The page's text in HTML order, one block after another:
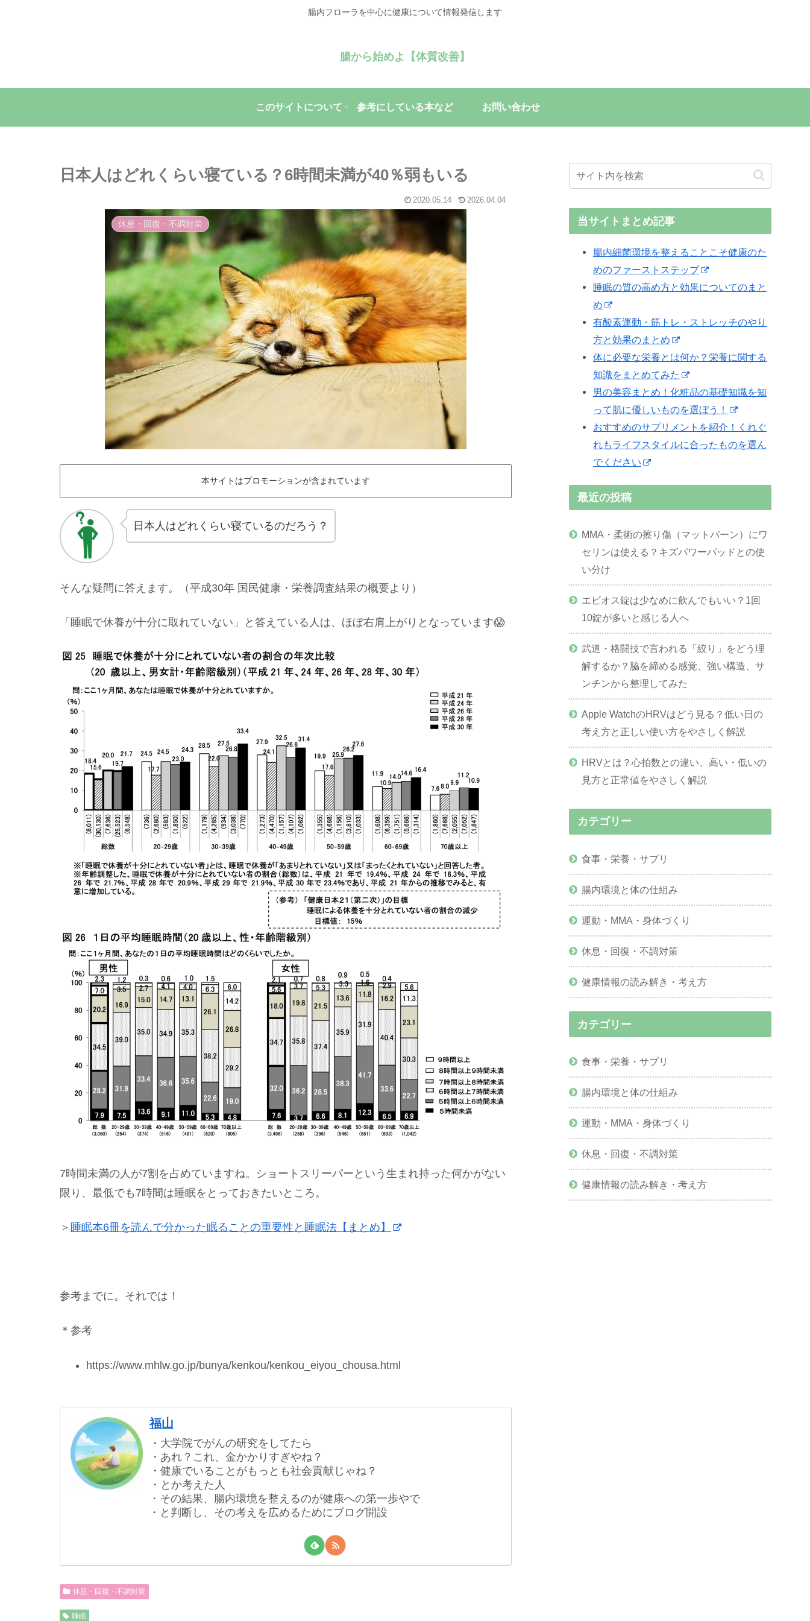
腸内フローラを中心に健康について情報発信します
腸から始めよ【体質改善】
このサイトについて 参考にしている本など お問い合わせ
日本人はどれくらい寝ている？6時間未満が40％弱もいる
2020.05.14 2026.04.04
休息・回復・不調対策
本サイトはプロモーションが含まれています
日本人はどれくらい寝ているのだろう？
そんな疑問に答えます。（平成30年 国民健康・栄養調査結果の概要より）
「睡眠で休養が十分に取れていない」と答えている人は、ほぼ右肩上がりとなっています😱
7時間未満の人が7割を占めていますね。ショートスリーパーという生まれ持った何かがない
限り、最低でも7時間は睡眠をとっておきたいところ。
＞ 睡眠本6冊を読んで分かった眠ることの重要性と睡眠法【まとめ】
参考までに。それでは！
＊参考
https://www.mhlw.go.jp/bunya/kenkou/kenkou_eiyou_chousa.html
福山
・大学院でがんの研究をしてたら
・あれ？これ、金かかりすぎやね？
・健康でいることがもっとも社会貢献じゃね？
・とか考えた人
・その結果、腸内環境を整えるのが健康への第一歩やで
・と判断し、その考えを広めるためにブログ開設
休息・回復・不調対策
睡眠
当サイトまとめ記事
腸内細菌環境を整えることこそ健康のた
めのファーストステップ
睡眠の質の高め方と効果についてのまと
め
有酸素運動・筋トレ・ストレッチのやり
方と効果のまとめ
体に必要な栄養とは何か？栄養に関する
知識をまとめてみた
男の美容まとめ！化粧品の基礎知識を知
って肌に優しいものを選ぼう！
おすすめのサプリメントを紹介！くれぐ
れもライフスタイルに合ったものを選ん
でください
最近の投稿
MMA・柔術の擦り傷（マットバーン）にワ
セリンは使える？キズパワーパッドとの使
い分け
エビオス錠は少なめに飲んでもいい？1回
10錠が多いと感じる人へ
武道・格闘技で言われる「絞り」をどう理
解するか？脇を締める感覚、強い構造、サ
ンチンから整理してみた
Apple WatchのHRVはどう見る？低い日の
考え方と正しい使い方をやさしく解説
HRVとは？心拍数との違い、高い・低いの
見方と正常値をやさしく解説
カテゴリー
食事・栄養・サプリ
腸内環境と体の仕組み
運動・MMA・身体づくり
休息・回復・不調対策
健康情報の読み解き・考え方
カテゴリー
食事・栄養・サプリ
腸内環境と体の仕組み
運動・MMA・身体づくり
休息・回復・不調対策
健康情報の読み解き・考え方